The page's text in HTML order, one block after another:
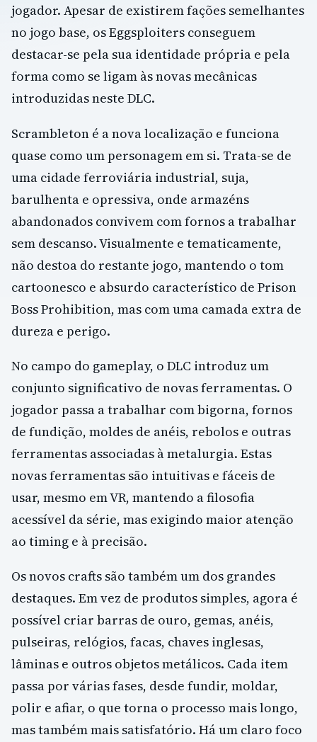
jogador. Apesar de existirem fações semelhantes
no jogo base, os Eggsploiters conseguem
destacar-se pela sua identidade própria e pela
forma como se ligam às novas mecânicas
introduzidas neste DLC.
Scrambleton é a nova localização e funciona
quase como um personagem em si. Trata-se de
uma cidade ferroviária industrial, suja,
barulhenta e opressiva, onde armazéns
abandonados convivem com fornos a trabalhar
sem descanso. Visualmente e tematicamente,
não destoa do restante jogo, mantendo o tom
cartoonesco e absurdo característico de Prison
Boss Prohibition, mas com uma camada extra de
dureza e perigo.
No campo do gameplay, o DLC introduz um
conjunto significativo de novas ferramentas. O
jogador passa a trabalhar com bigorna, fornos
de fundição, moldes de anéis, rebolos e outras
ferramentas associadas à metalurgia. Estas
novas ferramentas são intuitivas e fáceis de
usar, mesmo em VR, mantendo a filosofia
acessível da série, mas exigindo maior atenção
ao timing e à precisão.
Os novos crafts são também um dos grandes
destaques. Em vez de produtos simples, agora é
possível criar barras de ouro, gemas, anéis,
pulseiras, relógios, facas, chaves inglesas,
lâminas e outros objetos metálicos. Cada item
passa por várias fases, desde fundir, moldar,
polir e afiar, o que torna o processo mais longo,
mas também mais satisfatório. Há um claro foco